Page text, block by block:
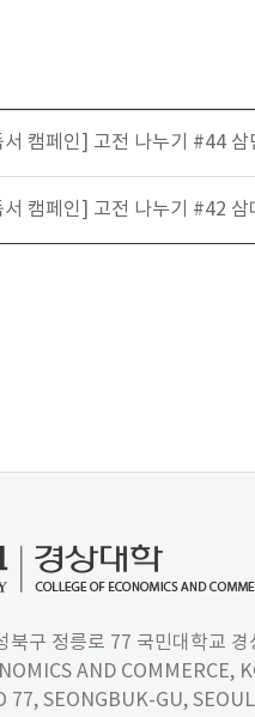
캠페인] 고전 나누기 #44 삼
캠페인] 고전 나누기 #42 삼
북구 정릉로 77 국민대학교
AND COMMERCE,
77, SEONGBUK-GU,